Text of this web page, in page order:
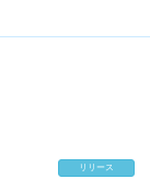
リリース